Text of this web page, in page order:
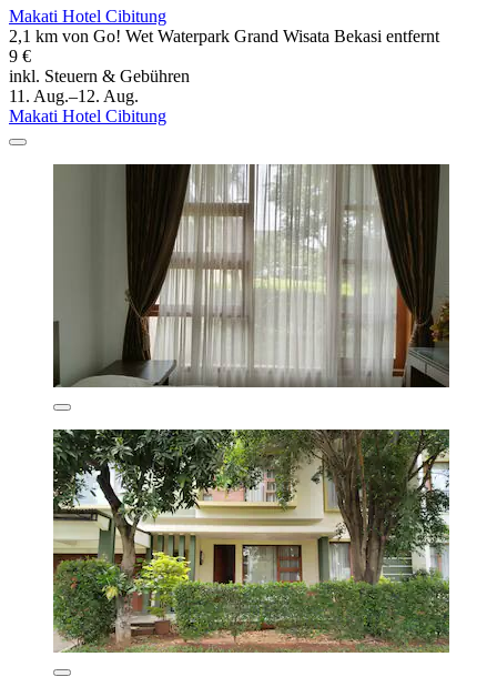
Makati Hotel Cibitung
2,1 km von Go! Wet Waterpark Grand Wisata Bekasi entfernt
9 €
inkl. Steuern & Gebühren
11. Aug.–12. Aug.
Makati Hotel Cibitung